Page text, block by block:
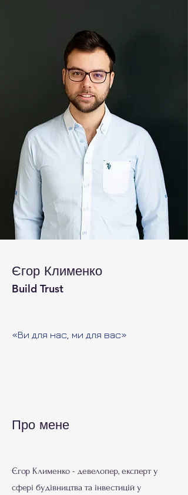
Єгор Клименко
Build Trust
«Ви для нас, ми для вас»
Про мене
Єгор Клименко - девелопер, експерт у
сфері будівництва та інвестицій у